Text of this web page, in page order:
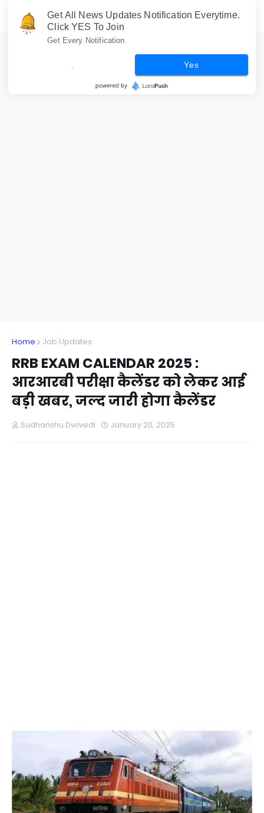
Home Job Updates
RRB EXAM CALENDAR 2025 :
आरआरबी परीक्षा कैलेंडर को लेकर आई
बड़ी खबर, जल्द जारी होगा कैलेंडर
Sudhanshu Dwivedi January 20, 2025
Get All News Updates Notification Everytime.
Click YES To Join
Get Every Notification.
Yes